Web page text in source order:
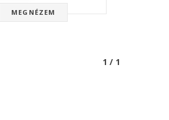
MEGNÉZEM
1 / 1